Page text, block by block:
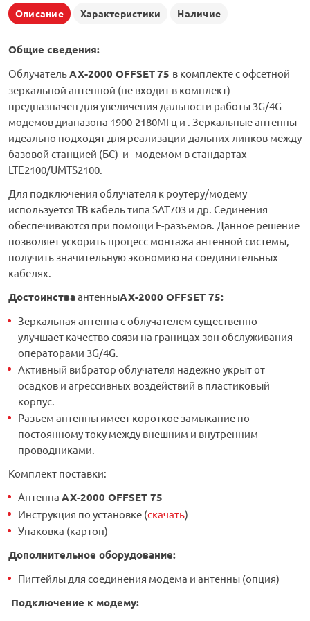
Описание Характеристики Наличие
Общие сведения:
ОблучательAX-2000 OFFSET75 в комплекте с офсетной
зеркальной антенной (не входит в комплект)
предназначен для увеличения дальности работы 3G/4G-
модемов диапазона 1900-2180МГц и . Зеркальные антенны
идеально подходят для реализации дальних линков между
базовой станцией (БС) и модемом в стандартах
LTE2100/UMTS2100.
Для подключения облучателя к роутеру/модему
используется ТВ кабель типа SAT703 и др. Сединения
обеспечиваются при помощи F-разъемов. Данное решение
позволяет ускорить процесс монтажа антенной системы,
получить значительную экономию на соединительных
кабелях.
ДостоинстваантенныAX-2000 OFFSET 75:
Зеркальная антенна с облучателем существенно
улучшает качество связи на границах зон обслуживания
операторами 3G/4G.
Активный вибратор облучателя надежно укрыт от
осадков и агрессивных воздействий в пластиковый
корпус.
Разъем антенны имеет короткое замыкание по
постоянному току между внешним и внутренним
проводниками.
Комплект поставки:
Антенна AX-2000 OFFSET 75
Инструкция по установке (скачать)
Упаковка (картон)
Дополнительное оборудование:
Пигтейлы для соединения модема и антенны (опция)
Подключение к модему: